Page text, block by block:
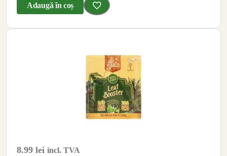
Adaugă în coș
8.99 lei incl. TVA